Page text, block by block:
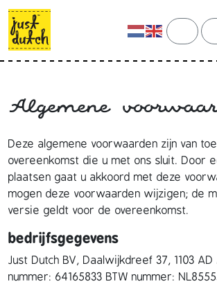
Skip to content
Skip to footer
search
Algemene
Deze algemene voorwaarden zijn van
overeenkomst die u met ons sluit. Door
plaatsen gaat u akkoord met deze
mogen deze voorwaarden wijzigen; de
versie geldt voor de overeenkomst.
bedrijfsgegevens
Just Dutch BV, Daalwijkdreef 37, 1103 AD
nummer: 64165833 BTW nummer: